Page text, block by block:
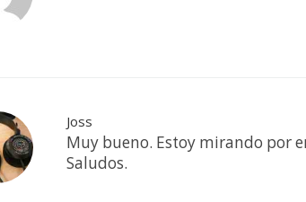
Joss
Muy bueno. Estoy mirando por
Saludos.